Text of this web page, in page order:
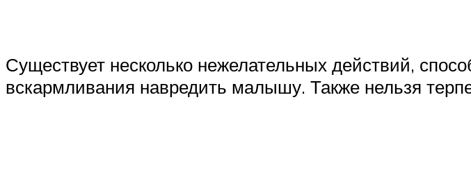
Существует несколько нежелательных действий,
вскармливания навредить малышу. Также нельзя